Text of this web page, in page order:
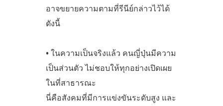
อาจขยายความตามที่รีนีย์กล่าวไว้ได้
ดังนี้
• ในความเป็นจริงแล้ว คนญี่ปุ่นมีความ
เป็นส่วนตัว ไม่ชอบให้ทุกอย่างเปิดเผย
ในที่สาธารณะ
นี่คือสังคมที่มีการแข่งขันระดับสูง และ